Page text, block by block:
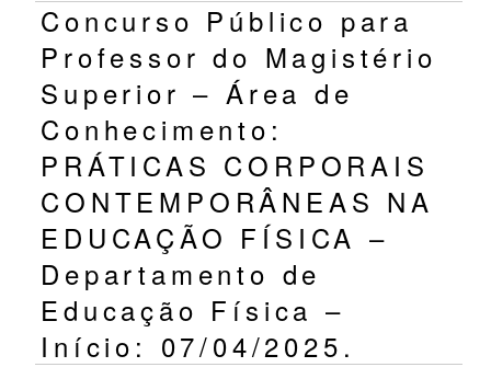
Concurso Público para
Professor do Magistério
Superior – Área de
Conhecimento:
PRÁTICAS CORPORAIS
CONTEMPORÂNEAS NA
EDUCAÇÃO FÍSICA –
Departamento de
Educação Física –
Início: 07/04/2025.